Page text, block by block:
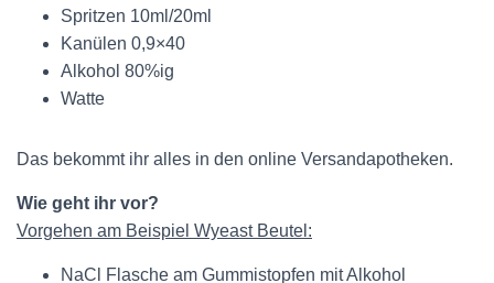
Spritzen 10ml/20ml
Kanülen 0,9×40
Alkohol 80%ig
Watte
Das bekommt ihr alles in den online Versandapotheken.
Wie geht ihr vor?
Vorgehen am Beispiel Wyeast Beutel:
NaCl Flasche am Gummistopfen mit Alkohol